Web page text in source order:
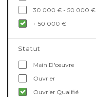
30 000 € - 50 000 €
+ 50 000 €
Statut
Main D'oeuvre
Ouvrier
Ouvrier Qualifié